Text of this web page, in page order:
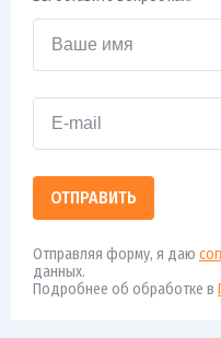
ОТПРАВИТЬ
Отправляя форму, я даю
данных.
Подробнее об обработке в